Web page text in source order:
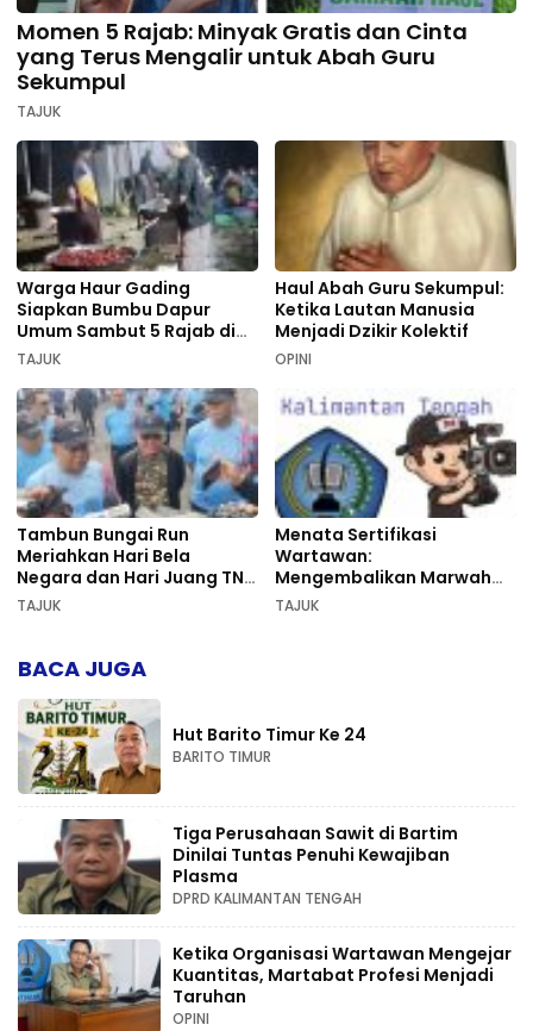
Momen 5 Rajab: Minyak Gratis dan Cinta
yang Terus Mengalir untuk Abah Guru
Sekumpul
TAJUK
Warga Haur Gading
Siapkan Bumbu Dapur
Umum Sambut 5 Rajab di
Sekumpul
TAJUK
Haul Abah Guru Sekumpul:
Ketika Lautan Manusia
Menjadi Dzikir Kolektif
OPINI
Tambun Bungai Run
Meriahkan Hari Bela
Negara dan Hari Juang TNI
AD di Palangka Raya
TAJUK
Menata Sertifikasi
Wartawan:
Mengembalikan Marwah
Pers dan Keadilan
TAJUK
BACA JUGA
Hut Barito Timur Ke 24
BARITO TIMUR
Tiga Perusahaan Sawit di Bartim
Dinilai Tuntas Penuhi Kewajiban
Plasma
DPRD KALIMANTAN TENGAH
Ketika Organisasi Wartawan Mengejar
Kuantitas, Martabat Profesi Menjadi
Taruhan
OPINI